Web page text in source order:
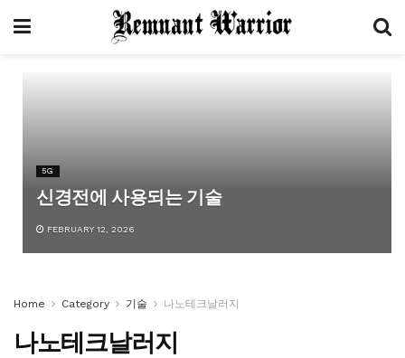
5G
신경전에 사용되는 기술
FEBRUARY 12, 2026
Home Category 기술 나노테크날러지
나노테크날러지